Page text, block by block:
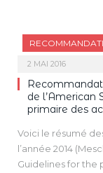
2 MAI 2016
de l’American
primaire des
Voici le résumé
l’année 2014
Guidelines for the